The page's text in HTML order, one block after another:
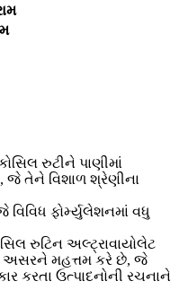
રુટીને પાણીમાં
છે, જે તેને વિશાળ શ્રેણીના
ફોર્મ્યુલેશનમાં વધુ
રુટિન અલ્ટ્રાવાયોલેટ
અસરને મહત્તમ કરે છે, જે
કરતા ઉત્પાદનોની રચનાને